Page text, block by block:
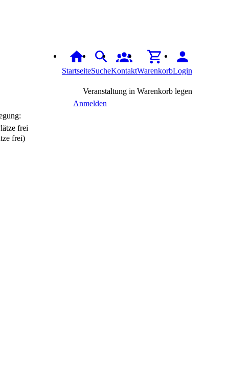
StartseiteSucheKontaktWarenkorbLogin
Veranstaltung in Warenkorb legen
Anmelden
frei)